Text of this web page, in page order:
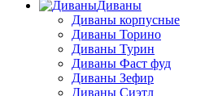
Диваны
Диваны корпусные
Диваны Торино
Диваны Турин
Диваны Фаст фуд
Диваны Зефир
Диваны Сиэтл